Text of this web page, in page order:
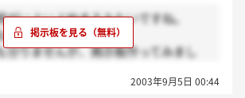
がいよいよ始まるみたいですね。
のかな？
分りませんが、掲示板作ってみまし
2003年9月5日 00:44